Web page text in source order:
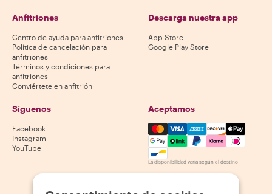
Anfitriones
Centro de ayuda para anfitriones
Política de cancelación para
anfitriones
Términos y condiciones para
anfitriones
Conviértete en anfitrión
Descarga nuestra app
App Store
Google Play Store
Síguenos
Facebook
Instagram
YouTube
Aceptamos
Mastercard, Visa, Amex,
La disponibilidad varía según el destino